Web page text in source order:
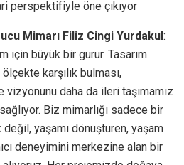
perspektifiyle öne çıkıyor
Mimarı Filiz Cingi Yurdakul:
için büyük bir gurur. Tasarım
ölçekte karşılık bulması,
vizyonunu daha da ileri taşımamız
Biz mimarlığı sadece bir
yaşamı dönüştüren, yaşam
deneyimini merkezine alan bir